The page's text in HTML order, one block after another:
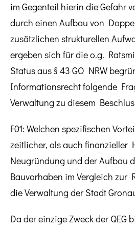
im Gegenteil hierin die Gefahr
durch einen Aufbau von
zusätzlichen strukturellen
ergeben sich für die o.g.
Status aus § 43 GO NRW
Informationsrecht folgende
Verwaltung zu diesem
F01: Welchen spezifischen
zeitlicher, als auch finanzieller
Neugründung und der Aufbau
Bauvorhaben im Vergleich zur
die Verwaltung der Stadt
Da der einzige Zweck der QEG